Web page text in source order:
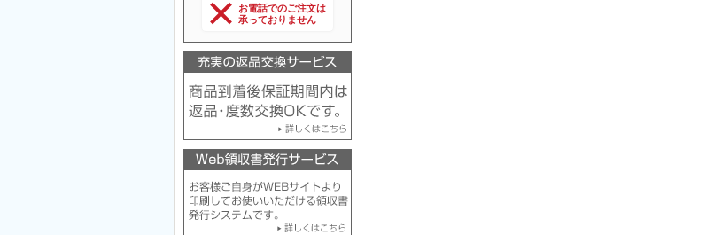
お電話でのご注文は
承っておりません